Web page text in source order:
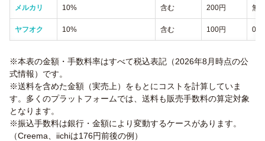
メルカリ 10% 含む 200円 無
ヤフオク 10% 含む 100円 0円
※本表の金額・手数料率はすべて税込表記（2026年8月時点の公
式情報）です。
※送料を含めた金額（実売上）をもとにコストを計算していま
す。多くのプラットフォームでは、送料も販売手数料の算定対象
となります。
※振込手数料は銀行・金額により変動するケースがあります。
（Creema、iichiは176円前後の例）